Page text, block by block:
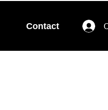
Contact